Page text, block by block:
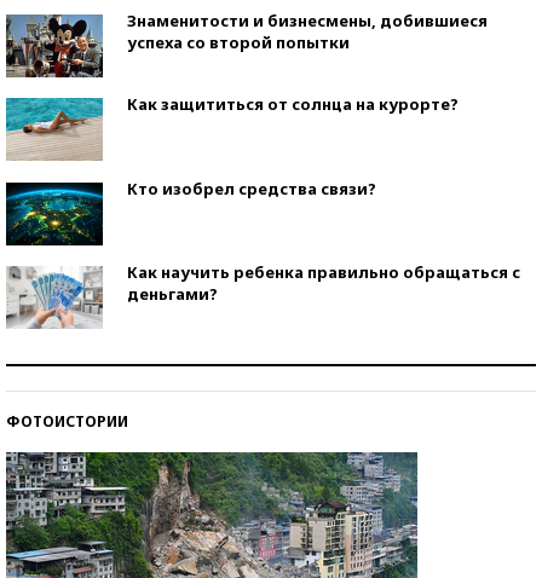
Знаменитости и бизнесмены, добившиеся
успеха со второй попытки
Как защититься от солнца на курорте?
Кто изобрел средства связи?
Как научить ребенка правильно обращаться с
деньгами?
ФОТОИСТОРИИ